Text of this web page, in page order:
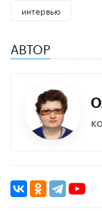
интервью
АВТОР